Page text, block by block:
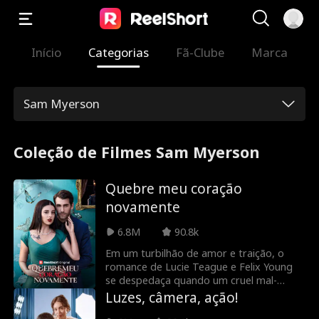
Início Categorias Fã-Clube Marca
Sam Myerson
Coleção de Filmes Sam Myerson
Quebre meu coração
novamente
6.8M
90.8k
Em um turbilhão de amor e traição, o
romance de Lucie Teague e Felix Young
se despedaça quando um cruel mal-
entendido os separa. Lucie, desesperada
para proteger Felix do perigo, sacrifica
Luzes, câmera, ação!